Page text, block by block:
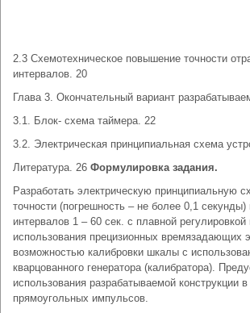
2.3 Схемотехническое повышение точности
интервалов. 20
Глава 3. Окончательный вариант
3.1. Блок- схема таймера. 22
3.2. Электрическая принципиальная схема
Литература. 26 Формулировка задания.
Разработать электрическую принципиальную
точности (погрешность – не более 0,1
интервалов 1 – 60 сек. с плавной
использования прецизионных времязадающих
возможностью калибровки шкалы с
кварцованного генератора (калибратора).
использования разрабатываемой конструкции
прямоугольных импульсов.